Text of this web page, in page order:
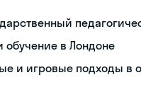
в Лондоне
и игровые подходы в